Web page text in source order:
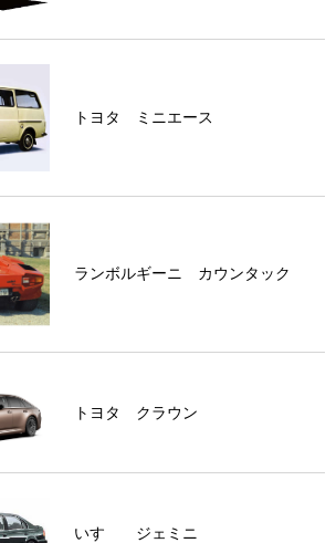
トヨタ ミニエース
ランボルギーニ カウンタック
トヨタ クラウン
いすゞ ジェミニ